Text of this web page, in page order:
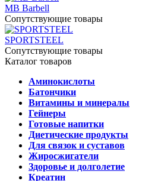
MB Barbell
Сопутствующие товары
SPORTSTEEL
Сопутствующие товары
Каталог товаров
Аминокислоты
Батончики
Витамины и минералы
Гейнеры
Готовые напитки
Диетические продукты
Для связок и суставов
Жиросжигатели
Здоровье и долголетие
Креатин